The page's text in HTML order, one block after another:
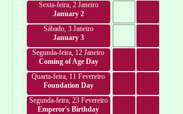
Sexta-feira, 2 Janeiro
January 2
Sábado, 3 Janeiro
January 3
Segunda-feira, 12 Janeiro
Coming of Age Day
Quarta-feira, 11 Fevereiro
Foundation Day
Segunda-feira, 23 Fevereiro
Emperor's Birthday